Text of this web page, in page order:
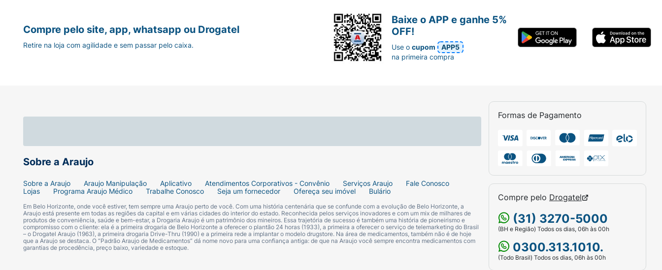
Sobre a Araujo
Sobre a Araujo Araujo Manipulação Aplicativo Atendimentos Corporativos - Convênio Serviços Araujo
Fale Conosco
Lojas
Programa Araujo Médico Trabalhe Conosco Seja um fornecedor Ofereça seu imóvel Bulário
Em Belo Horizonte, onde você estiver, tem sempre uma Araujo perto de você. Com uma história centenária que se confunde com a evolução de Belo Horizonte, a
Araujo está presente em todas as regiões da capital e em várias cidades do interior do estado. Reconhecida pelos serviços inovadores e com um mix de milhares de
produtos de conveniência, saúde e bem-estar, a Drogaria Araujo é um patrimônio dos mineiros. Essa trajetória de sucesso é também uma história de pioneirismo e
compromisso com o cliente: ela é a primeira drogaria de Belo Horizonte a oferecer o plantão 24 horas (1933), a primeira a oferecer o serviço de telemarketing do Brasil
– o Drogatel Araujo (1963), a primeira drogaria Drive-Thru (1990) e a primeira rede a implantar o modelo drugstore. Na área de medicamentos, também não é de hoje
que a Araujo se destaca. O “Padrão Araujo de Medicamentos” dá nome novo para uma confiança antiga: de que na Araujo você sempre encontra medicamentos com
garantias de procedência, preço baixo, variedade e estoque.
Formas de Pagamento
Compre pelo Drogatel
(31) 3270-5000
(BH e Região) Todos os dias, 06h às 00h
0300.313.1010.
(Todo Brasil) Todos os dias, 06h às 00h
Compre pelo site, app, whatsapp ou Drogatel
Retire na loja com agilidade e sem passar pelo caixa.
Baixe o APP e ganhe 5%
OFF!
Use ocupom
APP5
na primeira compra